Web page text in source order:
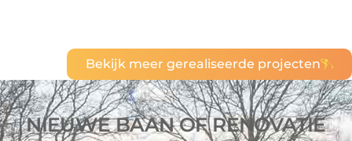
Bekijk meer gerealiseerde projecten
NIEUWE BAAN OF RENOVATIE